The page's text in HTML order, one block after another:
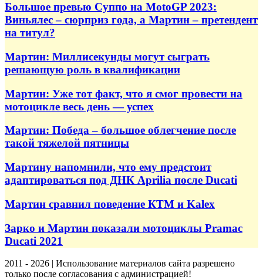
Большое превью Суппо на MotoGP 2023:
Виньялес – сюрприз года, а Мартин – претендент
на титул?
Мартин: Миллисекунды могут сыграть
решающую роль в квалификации
Мартин: Уже тот факт, что я смог провести на
мотоцикле весь день — успех
Мартин: Победа – большое облегчение после
такой тяжелой пятницы
Мартину напомнили, что ему предстоит
адаптироваться под ДНК Aprilia после Ducati
Мартин сравнил поведение КТМ и Kalex
Зарко и Мартин показали мотоциклы Pramac
Ducati 2021
2011 - 2026 | Использование материалов сайта разрешено
только после согласования с администрацией!